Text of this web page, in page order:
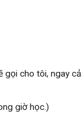
gọi cho tôi, ngay cả
giờ học.)